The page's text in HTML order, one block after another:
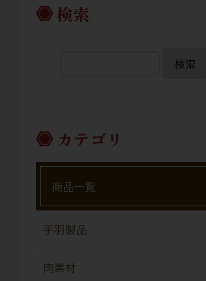
検索
検索
カテゴリ
商品一覧
手羽製品
肉素材